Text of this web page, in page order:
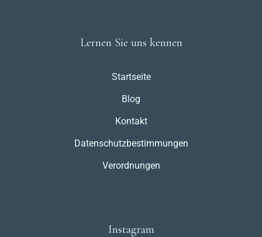
Lernen Sie uns kennen
Startseite
Blog
Kontakt
Datenschutzbestimmungen
Verordnungen
Instagram